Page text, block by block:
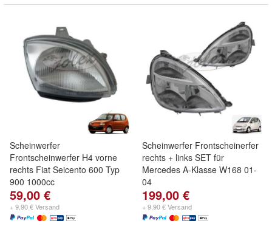
Scheinwerfer
Frontscheinwerfer H4 vorne
rechts Fiat Seicento 600 Typ
900 1000cc
59,00 €
+ 9,90 € Versand
Scheinwerfer Frontscheinerfer
rechts + links SET für
Mercedes A-Klasse W168 01-
04
199,00 €
+ 9,90 € Versand